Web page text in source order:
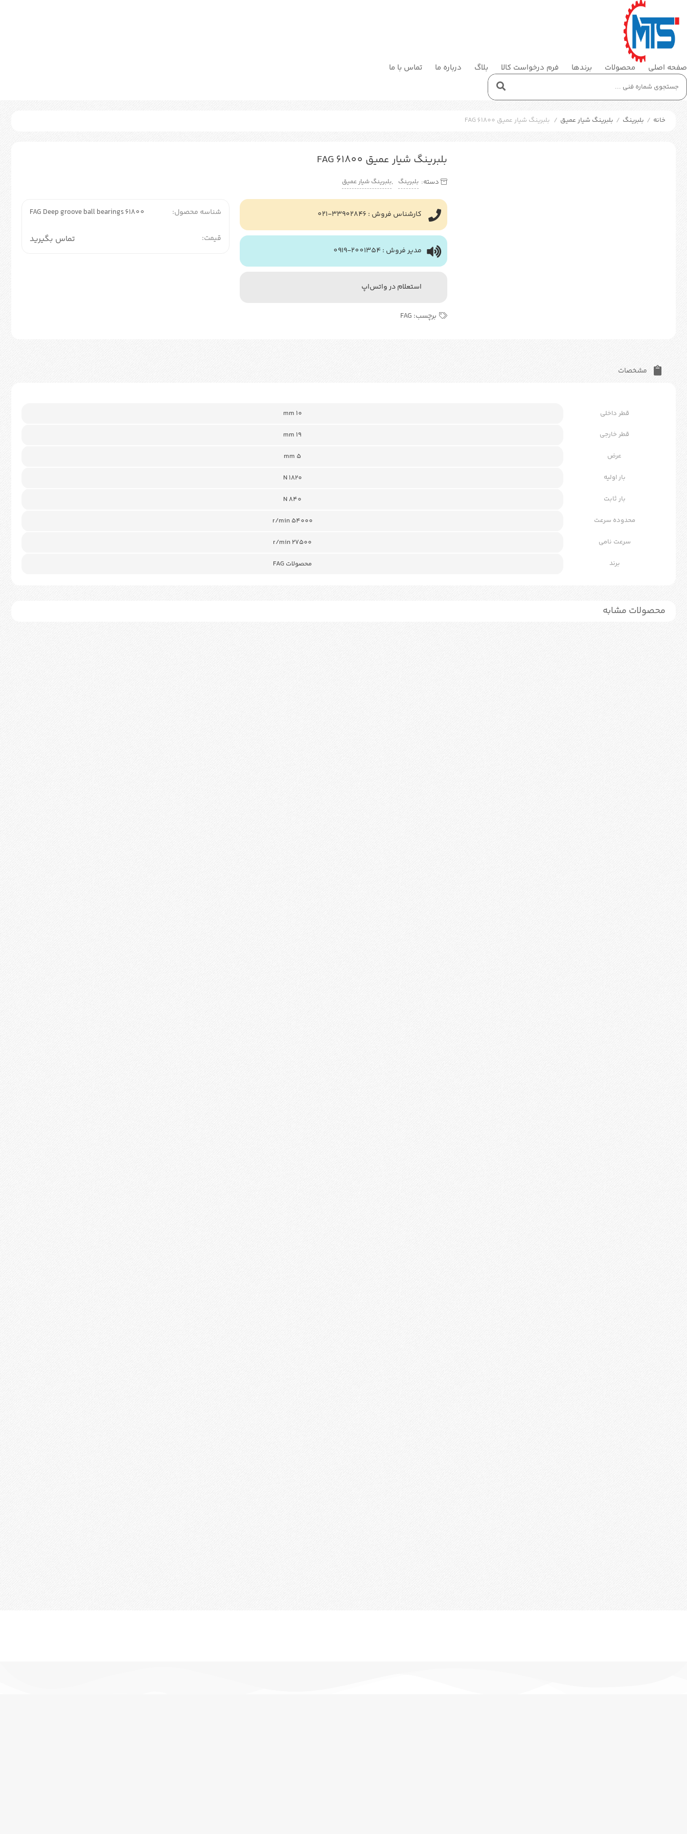
صفحه اصلی محصولات برندها فرم درخواست کالا بلاگ درباره ما تماس با ما
خانه / بلبرینگ / بلبرینگ شیار عمیق / بلبرینگ شیار عمیق FAG 61800
بلبرینگ شیار عمیق FAG 61800
دسته: بلبرینگ ,بلبرینگ شیار عمیق
کارشناس فروش : 33902846-021
مدیر فروش : 2001354-0919
استعلام در واتس‌اپ
برچسب: FAG
شناسه محصول: FAG Deep groove ball bearings 61800
قیمت: تماس بگیرید
مشخصات
قطر داخلی mm 10
قطر خارجی 19 mm
عرض 5 mm
بار اولیه N 1820
بار ثابت N 840
محدوده سرعت r/min 54000
سرعت نامی r/min 27500
برند محصولات FAG
محصولات مشابه